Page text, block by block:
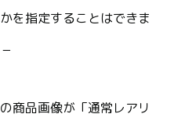
を指定することはできま
商品画像が「通常レアリ